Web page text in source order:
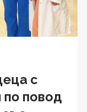
с
по повод